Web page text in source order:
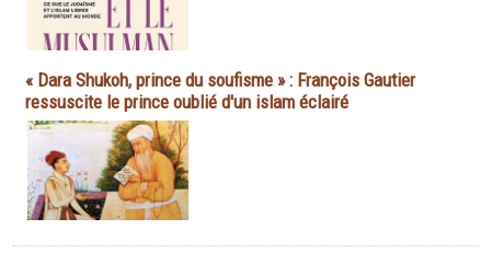
« Dara Shukoh, prince du soufisme » : François Gautier
ressuscite le prince oublié d'un islam éclairé